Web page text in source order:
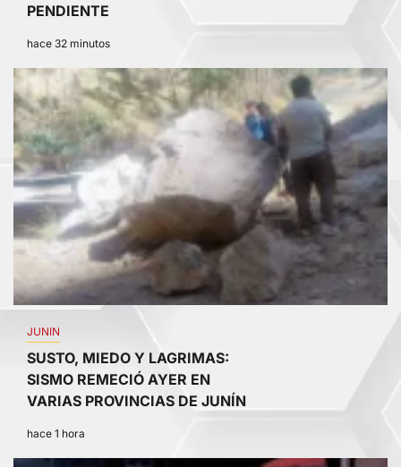
PENDIENTE
hace 32 minutos
2
JUNIN
SUSTO, MIEDO Y LAGRIMAS:
SISMO REMECIÓ AYER EN
VARIAS PROVINCIAS DE JUNÍN
hace 1 hora